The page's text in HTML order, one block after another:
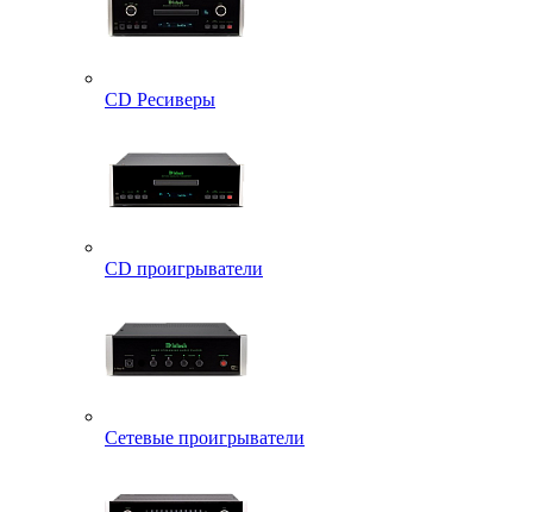
CD Ресиверы
CD проигрыватели
Сетевые проигрыватели